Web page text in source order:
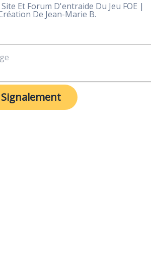
Et Forum D'entraide Du Jeu FOE |
De Jean-Marie B.